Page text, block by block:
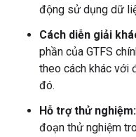
động sử dụng dữ
Cách diễn giải
phần của GTFS
theo cách khác với
đó.
Hỗ trợ thử nghiệm:
đoạn thử nghiệm